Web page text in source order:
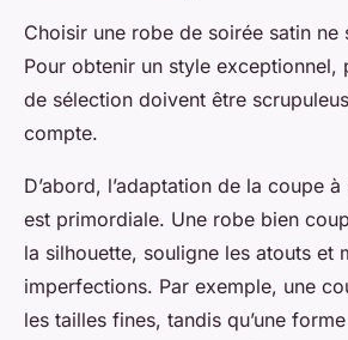
Choisir une robe de soirée satin ne
Pour obtenir un style exceptionnel,
de sélection doivent être
compte.
D’abord, l’adaptation de la coupe
est primordiale. Une robe bien
la silhouette, souligne les atouts et
imperfections. Par exemple, une
les tailles fines, tandis qu’une